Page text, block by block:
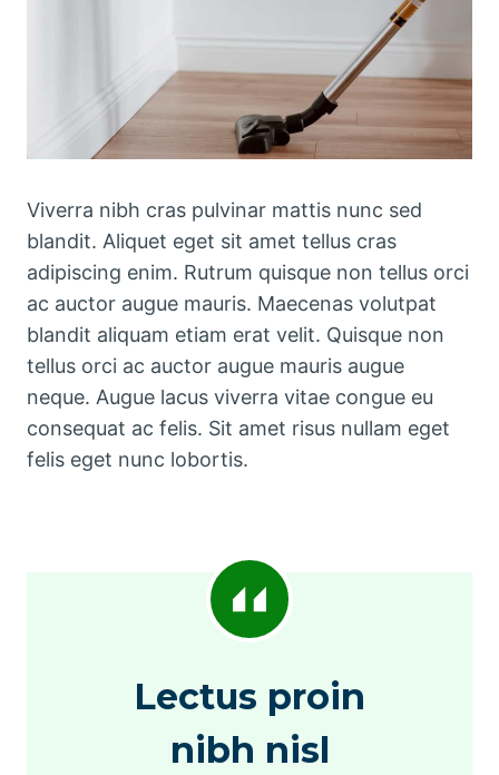
Viverra nibh cras pulvinar mattis nunc sed
blandit. Aliquet eget sit amet tellus cras
adipiscing enim. Rutrum quisque non tellus orci
ac auctor augue mauris. Maecenas volutpat
blandit aliquam etiam erat velit. Quisque non
tellus orci ac auctor augue mauris augue
neque. Augue lacus viverra vitae congue eu
consequat ac felis. Sit amet risus nullam eget
felis eget nunc lobortis.
Lectus proin
nibh nisl